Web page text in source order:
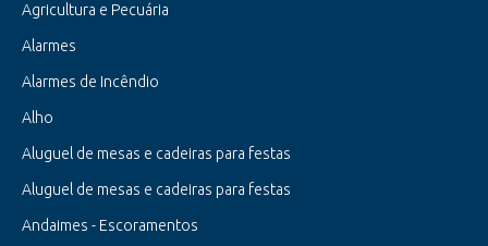
Agricultura e Pecuária
Alarmes
Alarmes de Incêndio
Alho
Aluguel de mesas e cadeiras para festas
Aluguel de mesas e cadeiras para festas
Andaimes - Escoramentos